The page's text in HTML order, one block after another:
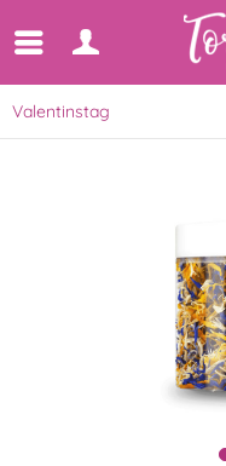
Valentinstag